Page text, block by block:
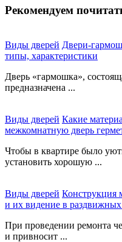
Рекомендуем
Виды дверей Двери-
типы, характеристики
Дверь «гармошка»,
предназначена ...
Виды дверей Какие
межкомнатную дверь
Чтобы в квартире было
установить хорошую ...
Виды дверей Конструкция
и их видение в раздвижных
При проведении ремонта
и привносит ...